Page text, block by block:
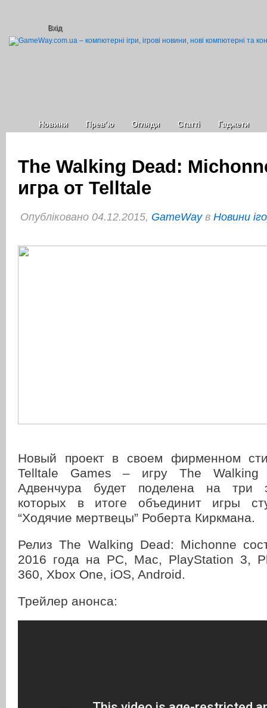
Вхід
Новини Прев’ю Огляди Статті Гаджети
The Walking Dead:
игра от Telltale
Опубліковано 04.12.2015, GameWayв Новини
Новый проект в своем фирменном
Telltale Games – игру The Walking
Адвенчура будет поделена на три
которых в итоге объединит игры
“Ходячие мертвецы” Роберта Киркмана.
Релиз The Walking Dead: Michonne
2016 года на PC, Mac, PlayStation 3,
360, Xbox One, iOS, Android.
Трейлер анонса: